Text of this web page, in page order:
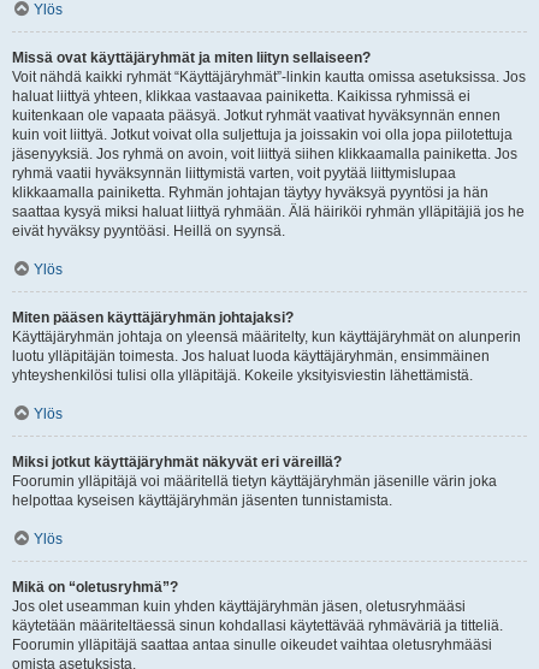
Ylös
Missä ovat käyttäjäryhmät ja miten liityn sellaiseen?
Voit nähdä kaikki ryhmät “Käyttäjäryhmät”-linkin kautta omissa asetuksissa. Jos
haluat liittyä yhteen, klikkaa vastaavaa painiketta. Kaikissa ryhmissä ei
kuitenkaan ole vapaata pääsyä. Jotkut ryhmät vaativat hyväksynnän ennen
kuin voit liittyä. Jotkut voivat olla suljettuja ja joissakin voi olla jopa piilotettuja
jäsenyyksiä. Jos ryhmä on avoin, voit liittyä siihen klikkaamalla painiketta. Jos
ryhmä vaatii hyväksynnän liittymistä varten, voit pyytää liittymislupaa
klikkaamalla painiketta. Ryhmän johtajan täytyy hyväksyä pyyntösi ja hän
saattaa kysyä miksi haluat liittyä ryhmään. Älä häiriköi ryhmän ylläpitäjiä jos he
eivät hyväksy pyyntöäsi. Heillä on syynsä.
Ylös
Miten pääsen käyttäjäryhmän johtajaksi?
Käyttäjäryhmän johtaja on yleensä määritelty, kun käyttäjäryhmät on alunperin
luotu ylläpitäjän toimesta. Jos haluat luoda käyttäjäryhmän, ensimmäinen
yhteyshenkilösi tulisi olla ylläpitäjä. Kokeile yksityisviestin lähettämistä.
Ylös
Miksi jotkut käyttäjäryhmät näkyvät eri väreillä?
Foorumin ylläpitäjä voi määritellä tietyn käyttäjäryhmän jäsenille värin joka
helpottaa kyseisen käyttäjäryhmän jäsenten tunnistamista.
Ylös
Mikä on “oletusryhmä”?
Jos olet useamman kuin yhden käyttäjäryhmän jäsen, oletusryhmääsi
käytetään määriteltäessä sinun kohdallasi käytettävää ryhmäväriä ja titteliä.
Foorumin ylläpitäjä saattaa antaa sinulle oikeudet vaihtaa oletusryhmääsi
omista asetuksista.